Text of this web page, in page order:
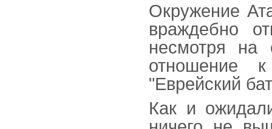
Окружение
враждебно
несмотря на
отношение
"Еврейский
Как и